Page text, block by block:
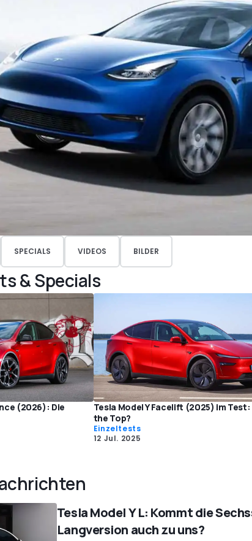
SPECIALS VIDEOS BILDER
& Specials
(2026): Die
Tesla Model Y Facelift (2025) im
the Top?
Einzeltests
12 Jul. 2025
Tesla Model Y L: Kommt die
Langversion auch zu uns?